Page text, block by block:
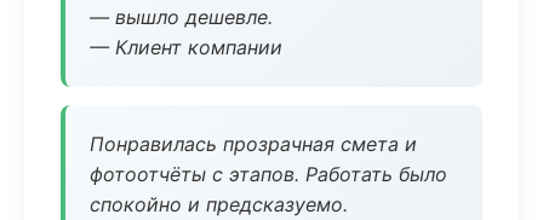
— вышло дешевле.
— Клиент компании
Понравилась прозрачная смета и
фотоотчёты с этапов. Работать было
спокойно и предсказуемо.